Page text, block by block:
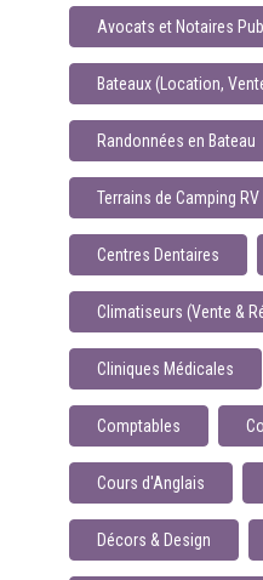
Avocats et Notaires
Bateaux (Location,
Randonnées en Bateau
Terrains de Camping
Centres Dentaires
Climatiseurs (Vente &
Cliniques Médicales
Comptables
Cours d'Anglais
Décors & Design